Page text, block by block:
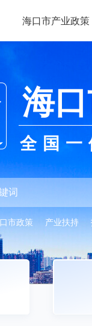
海口市产业政策
海
全国
市政策 产业扶持